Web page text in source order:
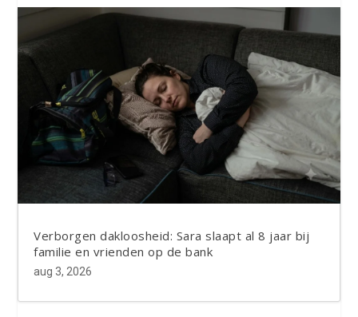
Verborgen dakloosheid: Sara slaapt al 8 jaar bij
familie en vrienden op de bank
aug 3, 2026